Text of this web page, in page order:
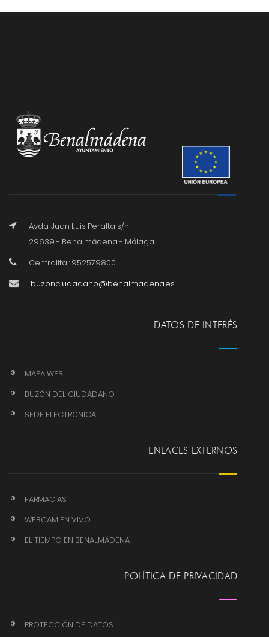
Avda. Juan Luis Peralta s/n
29639 - Benalmádena - Málaga
Centralita : 952579800
buzonciudadano@benalmadena.es
DATOS DE INTERÉS
MAPA WEB
BUZÓN DEL CIUDADANO
SEDE ELECTRÓNICA
ENLACES EXTERNOS
FARMACIAS
WEBCAM EN VIVO
EL TIEMPO EN BENALMÁDENA
POLÍTICA DE PRIVACIDAD
PROTECCIÓN DE DATOS